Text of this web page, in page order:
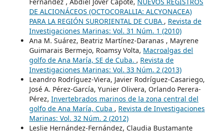
DE ALCIONÁCEOS (OCTOCORALLIA: ALCYONACEA)
PARA LA REGIÓN SURORIENTAL DE CUBA , Revista de
Investigaciones Marinas: Vol. 31 Núm. 1 (2010)
Ana M. Suárez, Beatriz Martínez-Daranas , Mayrene
Guimarais Bermejo, Roamsy Volta, Macroalgas del
golfo de Ana María, SE de Cuba. , Revista de
Investigaciones Marinas: Vol. 33 Núm. 2 (2013)
Leandro Rodríguez-Viera, Javier Rodríguez-Casariego,
José A. Pérez-García, Yunier Olivera, Orlando Perera-
Pérez, Invertebrados marinos de la zona central del
golfo de Ana María, Cuba , Revista de Investigaciones
Marinas: Vol. 32 Núm. 2 (2012)
Leslie Hernández-Fernández, Claudia Bustamante